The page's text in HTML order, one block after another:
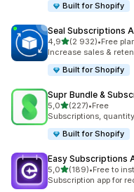
Built for Shopify
Seal Subscriptions
4,9na 5 gwiazdek
(2 932)
Łączna liczba•Free
Increase sales &
Built for Shopify
Supr Bundle &
5,0na 5 gwiazdek
(227)
Łączna liczba recenzji:
•Free
Subscriptions,
Built for Shopify
Easy Subscriptions
5,0na 5 gwiazdek
(189)
Łączna liczba recenzji:
•Free to
Subscription app for